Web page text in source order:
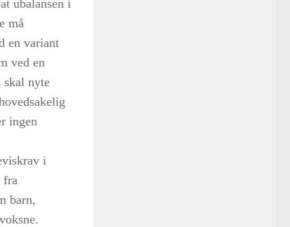
ubalansen i
må
en variant
ved en
skal nyte
ingen
i
fra
barn,